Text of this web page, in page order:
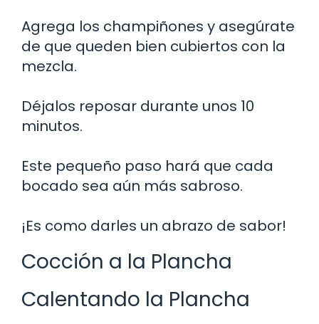
Agrega los champiñones y asegúrate
de que queden bien cubiertos con la
mezcla.
Déjalos reposar durante unos 10
minutos.
Este pequeño paso hará que cada
bocado sea aún más sabroso.
¡Es como darles un abrazo de sabor!
Cocción a la Plancha
Calentando la Plancha